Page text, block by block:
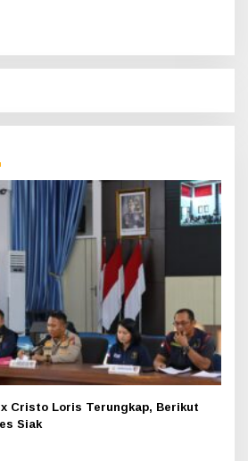
Cristo Loris Terungkap, Berikut
Siak